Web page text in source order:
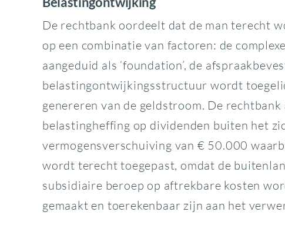
De rechtbank oordeelt dat de man terecht
op een combinatie van factoren: de
aangeduid als ‘foundation’, de
belastingontwijkingsstructuur wordt
genereren van de geldstroom. De
belastingheffing op dividenden buiten het
vermogensverschuiving van € 50.000
wordt terecht toegepast, omdat de
subsidiaire beroep op aftrekbare kosten
gemaakt en toerekenbaar zijn aan het